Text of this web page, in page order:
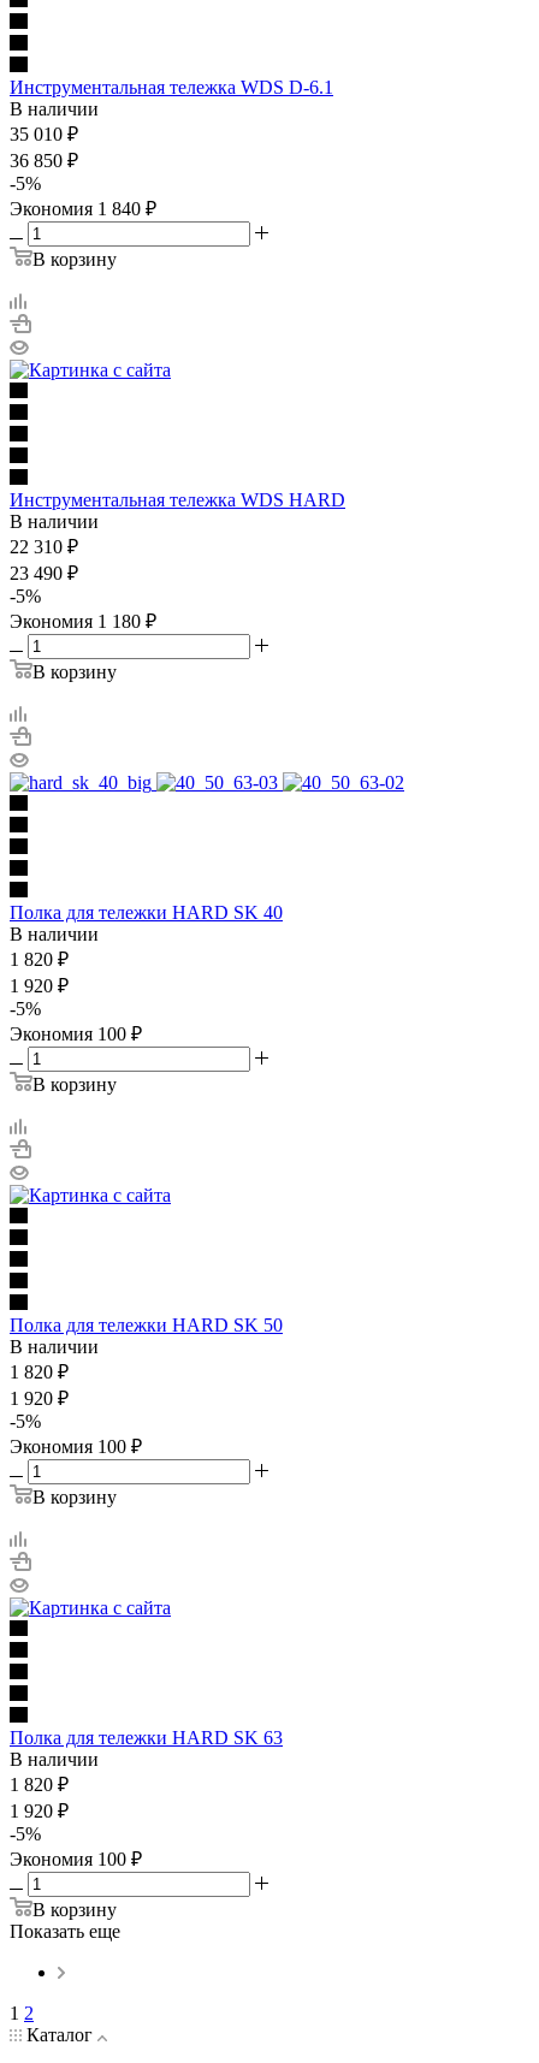
Инструментальная тележка WDS D-6.1
В наличии
35 010 ₽
36 850 ₽
-5%
Экономия 1 840 ₽
В корзину
Инструментальная тележка WDS HARD
В наличии
22 310 ₽
23 490 ₽
-5%
Экономия 1 180 ₽
В корзину
Полка для тележки HARD SK 40
В наличии
1 820 ₽
1 920 ₽
-5%
Экономия 100 ₽
В корзину
Полка для тележки HARD SK 50
В наличии
1 820 ₽
1 920 ₽
-5%
Экономия 100 ₽
В корзину
Полка для тележки HARD SK 63
В наличии
1 820 ₽
1 920 ₽
-5%
Экономия 100 ₽
В корзину
Показать еще
1 2
Каталог